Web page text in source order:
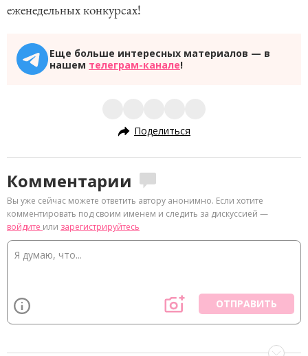
еженедельных конкурсах!
Еще больше интересных материалов — в
нашем телеграм-канале!
Поделиться
Комментарии
Вы уже сейчас можете ответить автору анонимно. Если хотите
комментировать под своим именем и следить за дискуссией —
войдите или зарегистрируйтесь
ОТПРАВИТЬ